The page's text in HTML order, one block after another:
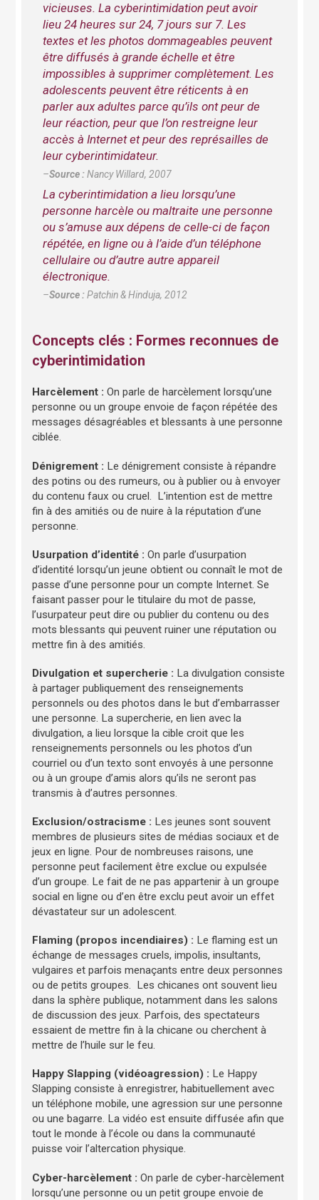
vicieuses. La cyberintimidation peut avoir
lieu 24 heures sur 24, 7 jours sur 7. Les
textes et les photos dommageables peuvent
être diffusés à grande échelle et être
impossibles à supprimer complètement. Les
adolescents peuvent être réticents à en
parler aux adultes parce qu’ils ont peur de
leur réaction, peur que l’on restreigne leur
accès à Internet et peur des représailles de
leur cyberintimidateur.
–Source : Nancy Willard, 2007
La cyberintimidation a lieu lorsqu’une
personne harcèle ou maltraite une personne
ou s’amuse aux dépens de celle-ci de façon
répétée, en ligne ou à l’aide d’un téléphone
cellulaire ou d’autre autre appareil
électronique.
–Source : Patchin & Hinduja, 2012
Concepts clés : Formes reconnues de
cyberintimidation
Harcèlement :On parle de harcèlement lorsqu’une
personne ou un groupe envoie de façon répétée des
messages désagréables et blessants à une personne
ciblée.
Dénigrement : Le dénigrement consiste à répandre
des potins ou des rumeurs, ou à publier ou à envoyer
du contenu faux ou cruel. L’intention est de mettre
fin à des amitiés ou de nuire à la réputation d’une
personne.
Usurpation d’identité :On parle d’usurpation
d’identité lorsqu’un jeune obtient ou connaît le mot de
passe d’une personne pour un compte Internet. Se
faisant passer pour le titulaire du mot de passe,
l’usurpateur peut dire ou publier du contenu ou des
mots blessants qui peuvent ruiner une réputation ou
mettre fin à des amitiés.
Divulgation et supercherie : La divulgation consiste
à partager publiquement des renseignements
personnels ou des photos dans le but d’embarrasser
une personne. La supercherie, en lien avec la
divulgation, a lieu lorsque la cible croit que les
renseignements personnels ou les photos d’un
courriel ou d’un texto sont envoyés à une personne
ou à un groupe d’amis alors qu’ils ne seront pas
transmis à d’autres personnes.
Exclusion/ostracisme : Les jeunes sont souvent
membres de plusieurs sites de médias sociaux et de
jeux en ligne. Pour de nombreuses raisons, une
personne peut facilement être exclue ou expulsée
d’un groupe. Le fait de ne pas appartenir à un groupe
social en ligne ou d’en être exclu peut avoir un effet
dévastateur sur un adolescent.
Flaming (propos incendiaires) : Le flaming est un
échange de messages cruels, impolis, insultants,
vulgaires et parfois menaçants entre deux personnes
ou de petits groupes. Les chicanes ont souvent lieu
dans la sphère publique, notamment dans les salons
de discussion des jeux. Parfois, des spectateurs
essaient de mettre fin à la chicane ou cherchent à
mettre de l’huile sur le feu.
Happy Slapping (vidéoagression) : Le Happy
Slapping consiste à enregistrer, habituellement avec
un téléphone mobile, une agression sur une personne
ou une bagarre. La vidéo est ensuite diffusée afin que
tout le monde à l’école ou dans la communauté
puisse voir l’altercation physique.
Cyber-harcèlement :On parle de cyber-harcèlement
lorsqu’une personne ou un petit groupe envoie de